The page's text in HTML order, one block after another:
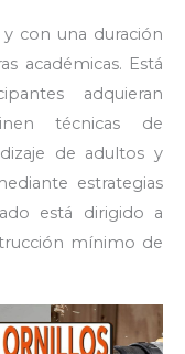
con una duración
académicas. Está
adquieran
técnicas de
de adultos y
estrategias
está dirigido a
mínimo de